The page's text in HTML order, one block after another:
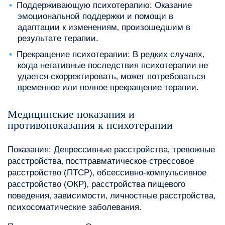
Поддерживающую психотерапию: Оказание
эмоциональной поддержки и помощи в
адаптации к изменениям‚ произошедшим в
результате терапии.
Прекращение психотерапии: В редких случаях‚
когда негативные последствия психотерапии не
удается скорректировать‚ может потребоваться
временное или полное прекращение терапии.
Медицинские показания и
противопоказания к психотерапии
Показания: Депрессивные расстройства‚ тревожные
расстройства‚ посттравматическое стрессовое
расстройство (ПТСР)‚ обсессивно-компульсивное
расстройство (ОКР)‚ расстройства пищевого
поведения‚ зависимости‚ личностные расстройства‚
психосоматические заболевания.